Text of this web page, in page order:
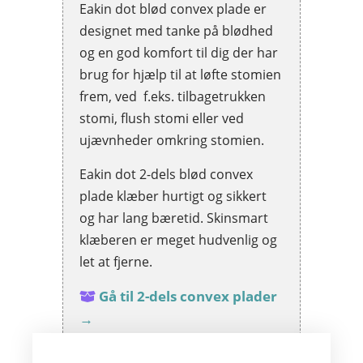
Eakin dot blød convex plade er
designet med tanke på blødhed
og en god komfort til dig der har
brug for hjælp til at løfte stomien
frem, ved f.eks. tilbagetrukken
stomi, flush stomi eller ved
ujævnheder omkring stomien.
Eakin dot 2-dels blød convex
plade klæber hurtigt og sikkert
og har lang bæretid. Skinsmart
klæberen er meget hudvenlig og
let at fjerne.
Gå til 2-dels convex plader
→